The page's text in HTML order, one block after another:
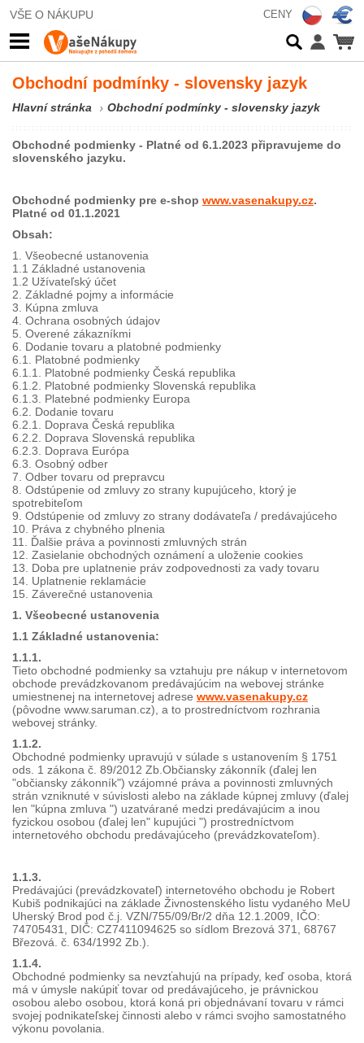
VŠE O NÁKUPU CENY
Obchodní podmínky - slovensky jazyk
Hlavní stránka Obchodní podmínky - slovensky jazyk
Obchodné podmienky - Platné od 6.1.2023 připravujeme do
slovenského jazyku.
Obchodné podmienky pre e-shop www.vasenakupy.cz.
Platné od 01.1.2021
Obsah:
1. Všeobecné ustanovenia
1.1 Základné ustanovenia
1.2 Užívateľský účet
2. Základné pojmy a informácie
3. Kúpna zmluva
4. Ochrana osobných údajov
5. Overené zákazníkmi
6. Dodanie tovaru a platobné podmienky
6.1. Platobné podmienky
6.1.1. Platobné podmienky Česká republika
6.1.2. Platobné podmienky Slovenská republika
6.1.3. Platebné podmienky Europa
6.2. Dodanie tovaru
6.2.1. Doprava Česká republika
6.2.2. Doprava Slovenská republika
6.2.3. Doprava Európa
6.3. Osobný odber
7. Odber tovaru od prepravcu
8. Odstúpenie od zmluvy zo strany kupujúceho, ktorý je
spotrebiteľom
9. Odstúpenie od zmluvy zo strany dodávateľa / predávajúceho
10. Práva z chybného plnenia
11. Ďalšie práva a povinnosti zmluvných strán
12. Zasielanie obchodných oznámení a uloženie cookies
13. Doba pre uplatnenie práv zodpovednosti za vady tovaru
14. Uplatnenie reklamácie
15. Záverečné ustanovenia
1. Všeobecné ustanovenia
1.1 Základné ustanovenia:
1.1.1.
Tieto obchodné podmienky sa vztahuju pre nákup v internetovom
obchode prevádzkovanom predávajúcim na webovej stránke
umiestnenej na internetovej adrese www.vasenakupy.cz
(pôvodne www.saruman.cz), a to prostredníctvom rozhrania
webovej stránky.
1.1.2.
Obchodné podmienky upravujú v súlade s ustanovením § 1751
ods. 1 zákona č. 89/2012 Zb.Občiansky zákonník (ďalej len
"občiansky zákonník") vzájomné práva a povinnosti zmluvných
strán vzniknuté v súvislosti alebo na základe kúpnej zmluvy (ďalej
len "kúpna zmluva ") uzatvárané medzi predávajúcim a inou
fyzickou osobou (ďalej len" kupujúci ") prostredníctvom
internetového obchodu predávajúceho (prevádzkovateľom).
1.1.3.
Predávajúci (prevádzkovateľ) internetového obchodu je Robert
Kubiš podnikajúci na základe Živnostenského listu vydaného MeU
Uherský Brod pod č.j. VZN/755/09/Br/2 dňa 12.1.2009, IČO:
74705431, DIČ: CZ7411094625 so sídlom Brezová 371, 68767
Březová. č. 634/1992 Zb.).
1.1.4.
Obchodné podmienky sa nevzťahujú na prípady, keď osoba, ktorá
má v úmysle nakúpiť tovar od predávajúceho, je právnickou
osobou alebo osobou, ktorá koná pri objednávaní tovaru v rámci
svojej podnikateľskej činnosti alebo v rámci svojho samostatného
výkonu povolania.